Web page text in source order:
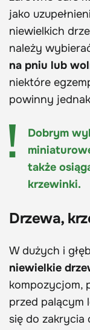
jako
niewielkich
należy
na pniu lub
niektóre
powinny
Dobrym
także
krzewinki.
Drzewa,
W dużych i
niewielkie
kompozycjom,
przed palącym
się do zakrycia